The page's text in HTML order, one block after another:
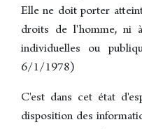
Elle ne doit porter
droits de l'homme, ni
individuelles ou
6/1/1978)
C'est dans cet état
disposition des